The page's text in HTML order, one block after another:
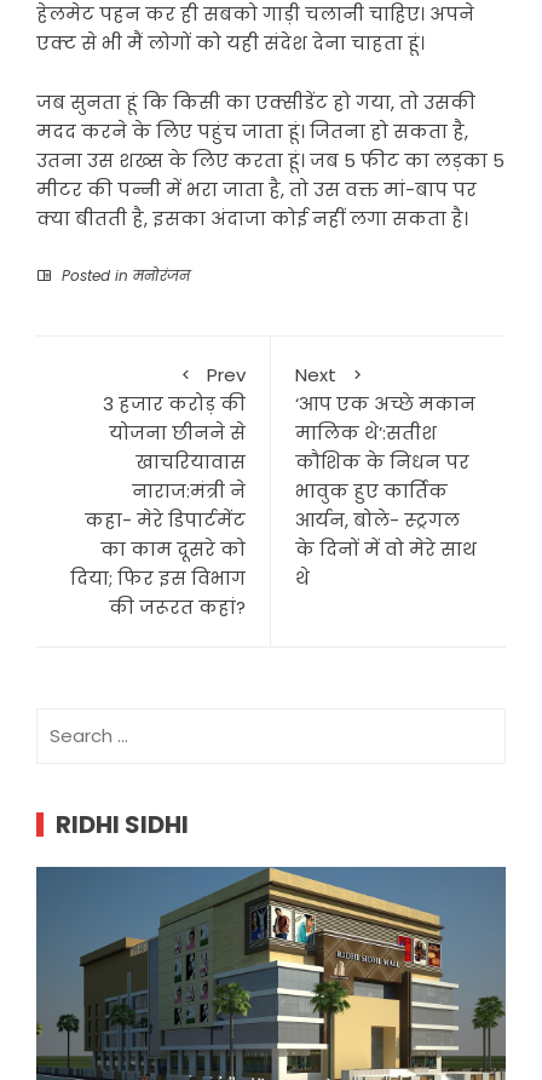
हेलमेट पहन कर ही सबको गाड़ी चलानी चाहिए। अपने
एक्ट से भी मैं लोगों को यही संदेश देना चाहता हूं।
जब सुनता हूं कि किसी का एक्सीडेंट हो गया, तो उसकी
मदद करने के लिए पहुंच जाता हूं। जितना हो सकता है,
उतना उस शख्स के लिए करता हूं। जब 5 फीट का लड़का 5
मीटर की पन्नी में भरा जाता है, तो उस वक्त मां-बाप पर
क्या बीतती है, इसका अंदाजा कोई नहीं लगा सकता है।
Posted in मनोरंजन
Prev
3 हजार करोड़ की
योजना छीनने से
खाचरियावास
नाराज:मंत्री ने
कहा- मेरे डिपार्टमेंट
का काम दूसरे को
दिया; फिर इस विभाग
की जरूरत कहां?
Next
‘आप एक अच्छे मकान
मालिक थे’:सतीश
कौशिक के निधन पर
भावुक हुए कार्तिक
आर्यन, बोले- स्ट्रगल
के दिनों में वो मेरे साथ
थे
for:
RIDHI SIDHI